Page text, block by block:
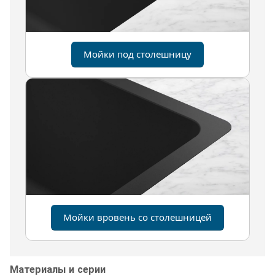
Мойки под столешницу
Мойки вровень со столешницей
Материалы и серии